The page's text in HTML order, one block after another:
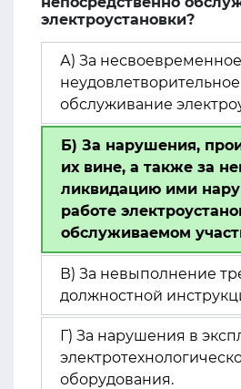
электроустановки?
А) За
обслуживание
Б) За нарушения,
их вине, а также за
ликвидацию ими
работе
обслуживаемом
В) За невыполнение
должностной
Г) За нарушения в
оборудования.